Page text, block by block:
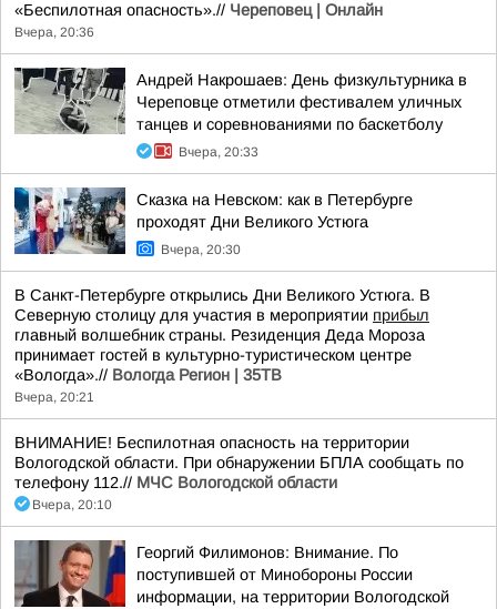
«Беспилотная опасность».// Череповец | Онлайн
Вчера, 20:36
Андрей Накрошаев: День физкультурника в
Череповце отметили фестивалем уличных
танцев и соревнованиями по баскетболу
Вчера, 20:33
Сказка на Невском: как в Петербурге
проходят Дни Великого Устюга
Вчера, 20:30
В Санкт-Петербурге открылись Дни Великого Устюга. В
Северную столицу для участия в мероприятии прибыл
главный волшебник страны. Резиденция Деда Мороза
принимает гостей в культурно-туристическом центре
«Вологда».// Вологда Регион | 35ТВ
Вчера, 20:21
ВНИМАНИЕ! Беспилотная опасность на территории
Вологодской области. При обнаружении БПЛА сообщать по
телефону 112.// МЧС Вологодской области
Вчера, 20:10
Георгий Филимонов: Внимание. По
поступившей от Минобороны России
информации, на территории Вологодской